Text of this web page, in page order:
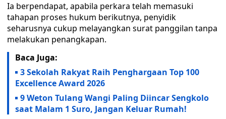
Ia berpendapat, apabila perkara telah memasuki
tahapan proses hukum berikutnya, penyidik
seharusnya cukup melayangkan surat panggilan tanpa
melakukan penangkapan.
Baca Juga:
3 Sekolah Rakyat Raih Penghargaan Top 100
Excellence Award 2026
9 Weton Tulang Wangi Paling Diincar Sengkolo
saat Malam 1 Suro, Jangan Keluar Rumah!